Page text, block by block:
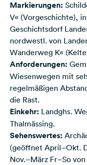
Markierungen:
V« (Vorgeschichte),
Geschichtsdorf
nordwestl. von
Wanderweg K«
Anforderungen:
Wiesenwegen mit
regelmäßigen
die Rast.
Einkehr: Landghs.
Thalmässing.
Sehenswertes:
(geöffnet April–Okt.
Nov.–März Fr–So